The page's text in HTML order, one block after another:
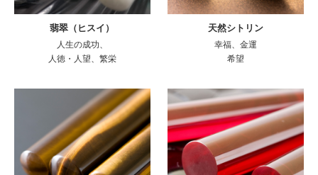
翡翠（ヒスイ）
人生の成功、
人徳・人望、繁栄
天然シトリン
幸福、金運
希望